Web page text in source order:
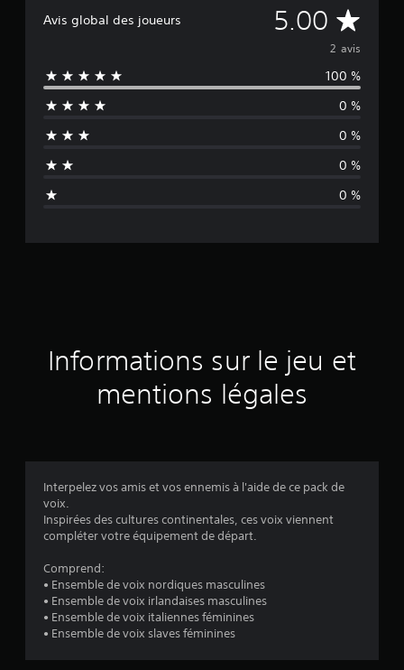
Avis global des joueurs 5.00 M
o
y
e
n
d
a
:
t
2 avis
100 %
0 %
0 %
0 %
0 %
Informations sur le jeu et
mentions légales
Interpelez vos amis et vos ennemis à l'aide de ce pack de
voix.
Inspirées des cultures continentales, ces voix viennent
compléter votre équipement de départ.
Comprend:
• Ensemble de voix nordiques masculines
• Ensemble de voix irlandaises masculines
• Ensemble de voix italiennes féminines
• Ensemble de voix slaves féminines